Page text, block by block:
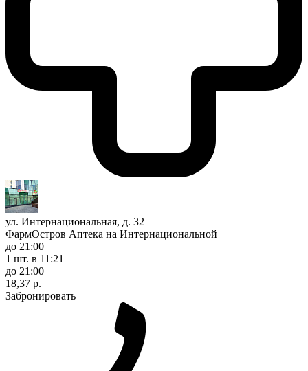
ул. Интернациональная, д. 32
ФармОстров Аптека на Интернациональной
до 21:00
1 шт. в 11:21
до 21:00
18,37 р.
Забронировать